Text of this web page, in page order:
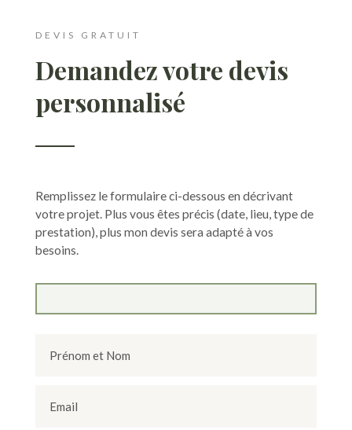
DEVIS GRATUIT
Demandez votre devis
personnalisé
Remplissez le formulaire ci-dessous en décrivant
votre projet. Plus vous êtes précis (date, lieu, type de
prestation), plus mon devis sera adapté à vos
besoins.